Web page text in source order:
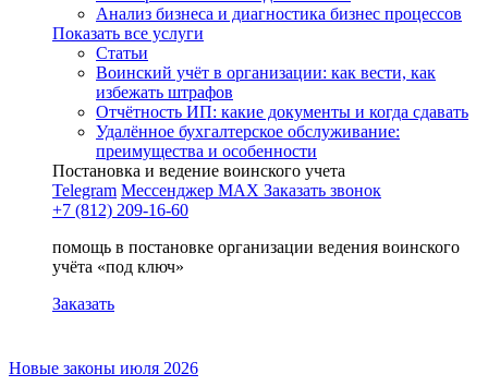
Анализ бизнеса и диагностика бизнес процессов
Показать все услуги
Статьи
Воинский учёт в организации: как вести, как
избежать штрафов
Отчётность ИП: какие документы и когда сдавать
Удалённое бухгалтерское обслуживание:
преимущества и особенности
Постановка и ведение воинского учета
Telegram Мессенджер MAX Заказать звонок
+7 (812) 209-16-60
помощь в постановке организации ведения воинского
учёта «под ключ»
Заказать
Новые законы июля 2026